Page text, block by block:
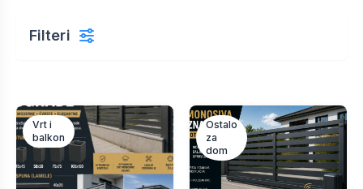
Filteri
Vrt i
balkon
Ostalo
za
dom